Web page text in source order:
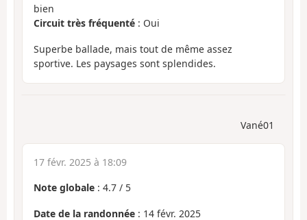
bien
Circuit très fréquenté : Oui
Superbe ballade, mais tout de même assez
sportive. Les paysages sont splendides.
Vané01
17 févr. 2025 à 18:09
Note globale : 4.7 / 5
Date de la randonnée : 14 févr. 2025